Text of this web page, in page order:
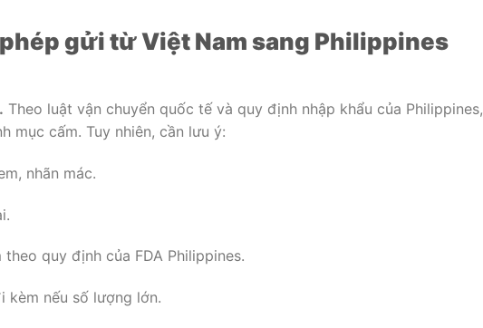
gửi từ Việt Nam sang Philippines
Theo luật vận chuyển quốc tế và quy định nhập khẩu của Philippines,
mục cấm. Tuy nhiên, cần lưu ý:
nhãn mác.
quy định của FDA Philippines.
kèm nếu số lượng lớn.